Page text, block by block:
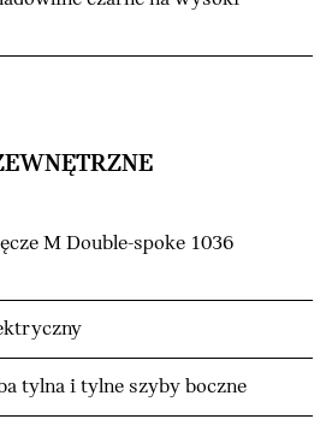
M Double-spoke 1036
tylna i tylne szyby boczne